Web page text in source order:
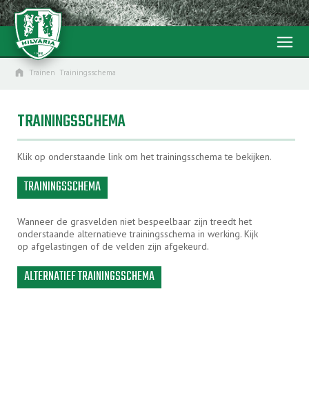
menu
home Trainen Trainingsschema
TRAININGSSCHEMA
Klik op onderstaande link om het trainingsschema te bekijken.
TRAININGSSCHEMA
Wanneer de grasvelden niet bespeelbaar zijn treedt het
onderstaande alternatieve trainingsschema in werking. Kijk
op afgelastingen of de velden zijn afgekeurd.
ALTERNATIEF TRAININGSSCHEMA